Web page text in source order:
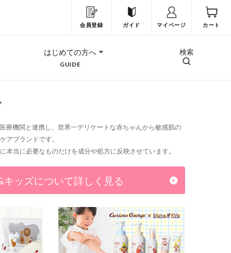
会員登録
ガイド マイページ カート
はじめての方へ
GUIDE
検索
療機関と連携し、世界一デリケートな赤ちゃんから敏感肌の
アブランドです。
本当に必要なものだけを成分や処方に反映させています。
キッズについて詳しく見る